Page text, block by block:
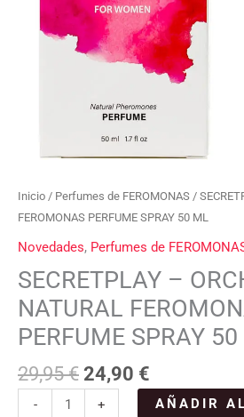
Inicio / Perfumes de FEROMONAS /
FEROMONAS PERFUME SPRAY 50 ML
Novedades, Perfumes de
SECRETPLAY –
NATURAL
PERFUME SPRAY
29,95€ 24,90 €
- + AÑADIR